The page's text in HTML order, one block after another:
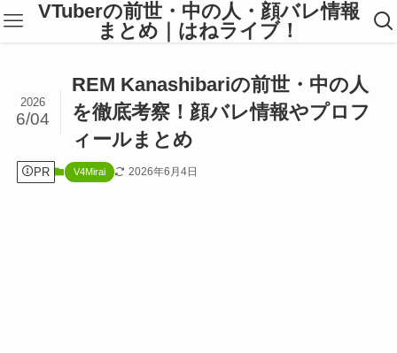
VTuberの前世・中の人・顔バレ情報
まとめ｜はねライブ！
REM Kanashibariの前世・中の人
を徹底考察！顔バレ情報やプロフ
ィールまとめ
2026
6/04
PR V4Mirai 2026年6月4日